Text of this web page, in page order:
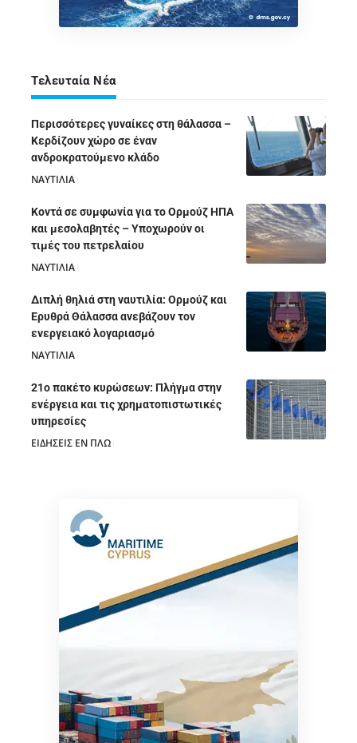
Τελευταία Νέα
Περισσότερες γυναίκες στη θάλασσα –
Κερδίζουν χώρο σε έναν
ανδροκρατούμενο κλάδο
ΝΑΥΤΙΛΙΑ
Κοντά σε συμφωνία για το Ορμούζ ΗΠΑ
και μεσολαβητές – Υποχωρούν οι
τιμές του πετρελαίου
ΝΑΥΤΙΛΙΑ
Διπλή θηλιά στη ναυτιλία: Ορμούζ και
Ερυθρά Θάλασσα ανεβάζουν τον
ενεργειακό λογαριασμό
ΝΑΥΤΙΛΙΑ
21ο πακέτο κυρώσεων: Πλήγμα στην
ενέργεια και τις χρηματοπιστωτικές
υπηρεσίες
ΕΙΔΗΣΕΙΣ ΕΝ ΠΛΩ